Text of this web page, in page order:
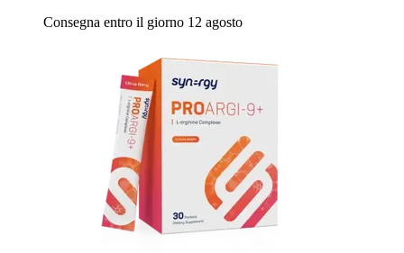
Consegna entro il giorno 12 agosto